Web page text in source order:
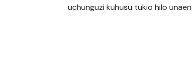
uchunguzi kuhusu tukio hilo